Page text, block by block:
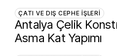
ÇATI VE DIŞ CEPHE İŞLERI
Antalya Çelik
Asma Kat Yapımı